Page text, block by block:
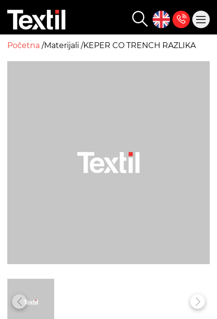
Početna Materijali KEPER CO TRENCH RAZLIKA